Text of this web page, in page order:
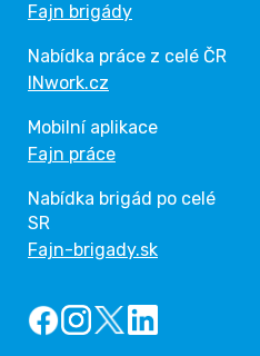
Fajn brigády
Nabídka práce z celé ČR
INwork.cz
Mobilní aplikace
Fajn práce
Nabídka brigád po celé
SR
Fajn-brigady.sk